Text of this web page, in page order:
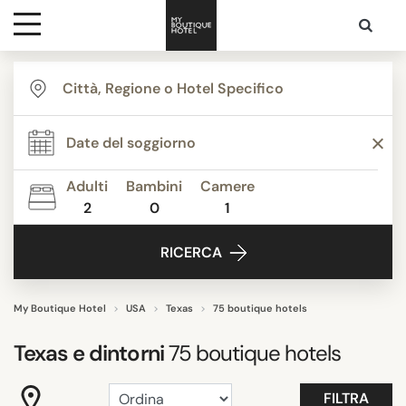
Destinazioni
Ispirazione
Contatti
Adulti
2
Bambini
0
Camere
1
RICERCA
My Boutique Hotel USA Texas 75 boutique hotels
Texase dintorni75boutique hotels
FILTRA
THEMI
Agriturismi
Appartamenti
Boutique Hotels
Budget Hotels
Classico contemporaneo
Design hotels
Glamping
STILE STRUTTURA